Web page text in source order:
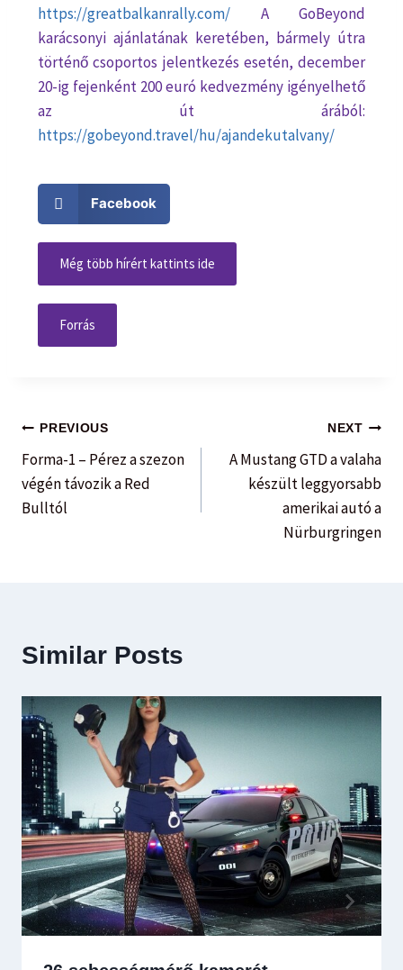
https://greatbalkanrally.com/ A GoBeyond
karácsonyi ajánlatának keretében, bármely útra
történő csoportos jelentkezés esetén, december
20-ig fejenként 200 euró kedvezmény igényelhető
az út árából:
https://gobeyond.travel/hu/ajandekutalvany/
Facebook
Még több hírért kattints ide
Forrás
PREVIOUS
Forma-1 – Pérez a szezon
végén távozik a Red
Bulltól
NEXT
A Mustang GTD a valaha
készült leggyorsabb
amerikai autó a
Nürburgringen
Similar Posts